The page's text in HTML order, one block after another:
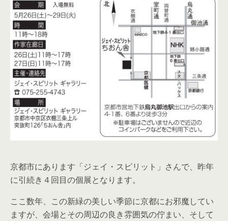
京都市にあります「ジェイ・スピリット」さんで、昨年
に引続き４回目の個展となります。
ここ数年、この新緑の美しい季節に京都にお邪魔してい
ますが、会場とその周辺の良き雰囲気の佇まい、そして